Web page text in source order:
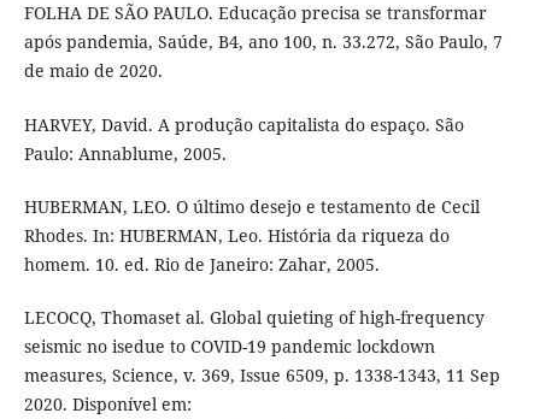
FOLHA DE SÃO PAULO. Educação precisa se transformar
após pandemia, Saúde, B4, ano 100, n. 33.272, São Paulo, 7
de maio de 2020.
HARVEY, David. A produção capitalista do espaço. São
Paulo: Annablume, 2005.
HUBERMAN, LEO. O último desejo e testamento de Cecil
Rhodes. In: HUBERMAN, Leo. História da riqueza do
homem. 10. ed. Rio de Janeiro: Zahar, 2005.
LECOCQ, Thomaset al. Global quieting of high-frequency
seismic no isedue to COVID-19 pandemic lockdown
measures, Science, v. 369, Issue 6509, p. 1338-1343, 11 Sep
2020. Disponível em: